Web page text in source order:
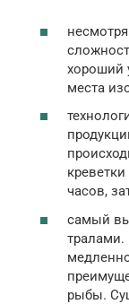
хороший
места
часов,
самый
тралами.
рыбы.